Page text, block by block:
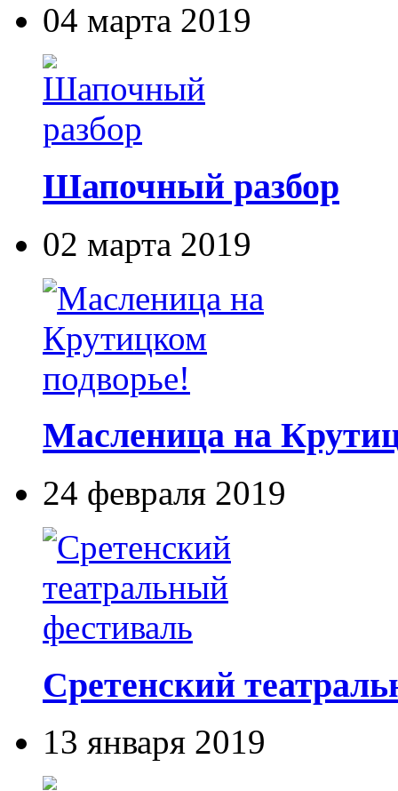
04 марта 2019
Шапочный разбор
02 марта 2019
Масленица на
24 февраля 2019
Сретенский
13 января 2019